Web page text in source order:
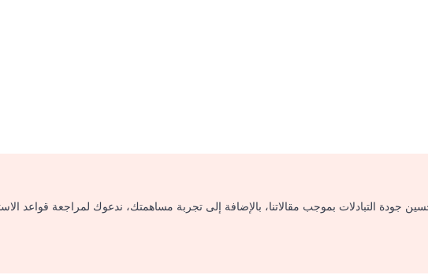
جودة التبادلات بموجب مقالاتنا، بالإضافة إلى تجربة مساهمتك، ندعوك لمراجعة قواعد